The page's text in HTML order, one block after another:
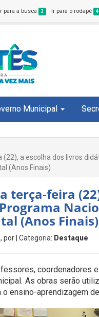
para a busca 3 Ir para o rodapé 4
Municipal
a escolha dos livros
(Anos Finais)
terça-feira
(Anos Finais)
, por | Categoria: Destaque
coordenadores
As obras serão
ensino-aprendizagem